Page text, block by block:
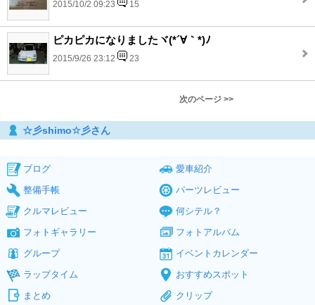
2015/10/2 09:23 15
ピカピカになりましたヾ(*´∀｀*)ﾉ
2015/9/26 23:12 23
次のページ >>
☆彡shimo☆彡さん
ブログ
愛車紹介
整備手帳
パーツレビュー
クルマレビュー
何シテル？
フォトギャラリー
フォトアルバム
グループ
イベントカレンダー
ラップタイム
おすすめスポット
まとめ
クリップ